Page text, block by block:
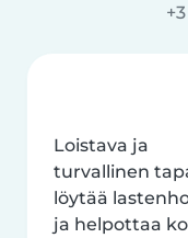
Loistava ja
turvallinen
löytää
ja helpottaa